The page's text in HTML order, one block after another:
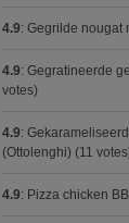
4.9: Gegrilde nougat
4.9: Gegratineerde
votes)
4.9:
(Ottolenghi) (11
4.9: Pizza chicken